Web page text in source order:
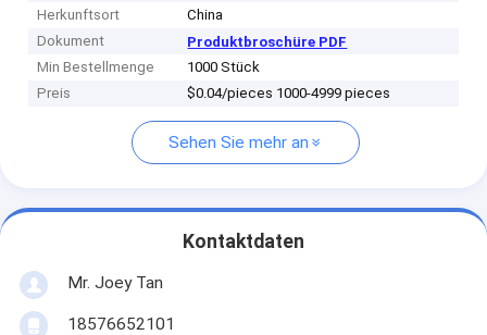
Herkunftsort
China
Dokument
Produktbroschüre PDF
Min Bestellmenge
1000 Stück
Preis
$0.04/pieces 1000-4999 pieces
Sehen Sie mehr an
Kontaktdaten
Mr. Joey Tan
18576652101